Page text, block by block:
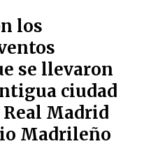
los
se llevaron
ciudad
Madrid
Madrileño